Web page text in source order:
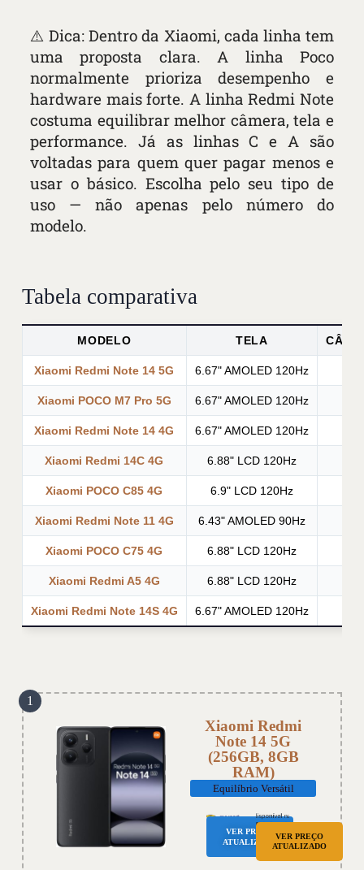
⚠️ Dica: Dentro da Xiaomi, cada linha tem
uma proposta clara. A linha Poco
normalmente prioriza desempenho e
hardware mais forte. A linha Redmi Note
costuma equilibrar melhor câmera, tela e
performance. Já as linhas C e A são
voltadas para quem quer pagar menos e
usar o básico. Escolha pelo seu tipo de
uso — não apenas pelo número do
modelo.
Tabela comparativa
MODELO TELA
Xiaomi Redmi Note 14 5G 6.67" AMOLED 120Hz
Xiaomi POCO M7 Pro 5G 6.67" AMOLED 120Hz
Xiaomi Redmi Note 14 4G 6.67" AMOLED 120Hz
Xiaomi Redmi 14C 4G 6.88" LCD 120Hz
Xiaomi POCO C85 4G 6.9" LCD 120Hz
Xiaomi Redmi Note 11 4G 6.43" AMOLED 90Hz
Xiaomi POCO C75 4G 6.88" LCD 120Hz
Xiaomi Redmi A5 4G 6.88" LCD 120Hz
Xiaomi Redmi Note 14S 4G 6.67" AMOLED 120Hz
1
Xiaomi Redmi
Note 14 5G
(256GB, 8GB
RAM)
Equilíbrio Versátil
VER PREÇO
ATUALIZADO
VER PREÇO
ATUALIZADO